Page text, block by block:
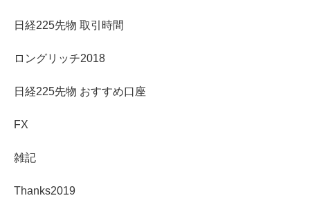
日経225先物 取引時間
ロングリッチ2018
日経225先物 おすすめ口座
FX
雑記
Thanks2019